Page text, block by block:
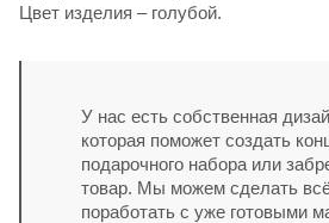
Цвет изделия – голубой.
У нас есть собственная
которая поможет создать
подарочного набора или
товар. Мы можем сделать
поработать с уже готовыми